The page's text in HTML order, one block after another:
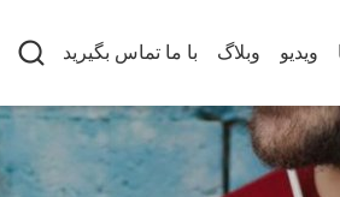
ویدیو وبلاگ با ما تماس بگیرید